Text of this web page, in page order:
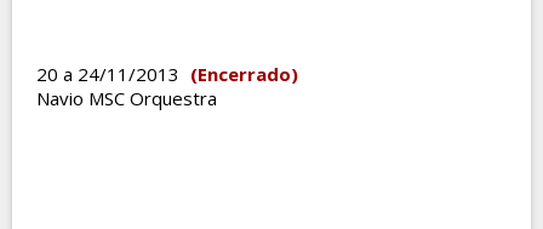
20 a 24/11/2013 (Encerrado)
Navio MSC Orquestra